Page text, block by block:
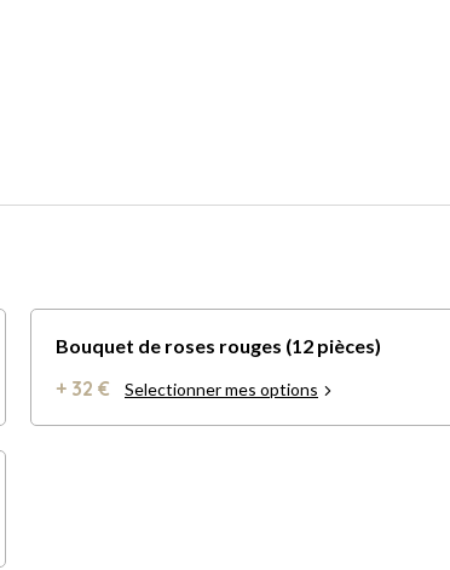
Bouquet de roses rouges (12 pièces)
+ 32 € Selectionner mes options